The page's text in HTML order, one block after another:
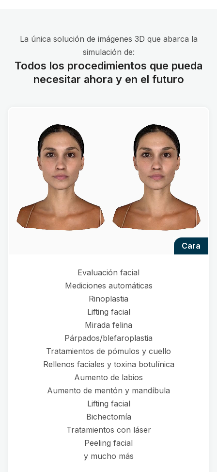
La única solución de imágenes 3D que abarca la
simulación de:
Todos los procedimientos que pueda
necesitar ahora y en el futuro
cara
Evaluación facial
Mediciones automáticas
Rinoplastia
Lifting facial
Mirada felina
Párpados/blefaroplastia
Tratamientos de pómulos y cuello
Rellenos faciales y toxina botulínica
Aumento de labios
Aumento de mentón y mandíbula
Lifting facial
Bichectomía
Tratamientos con láser
Peeling facial
y mucho más